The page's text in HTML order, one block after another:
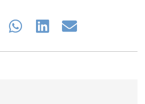
Share
Share
Share